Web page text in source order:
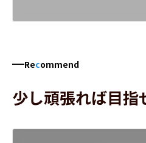
Recommend
少し頑張れば目指